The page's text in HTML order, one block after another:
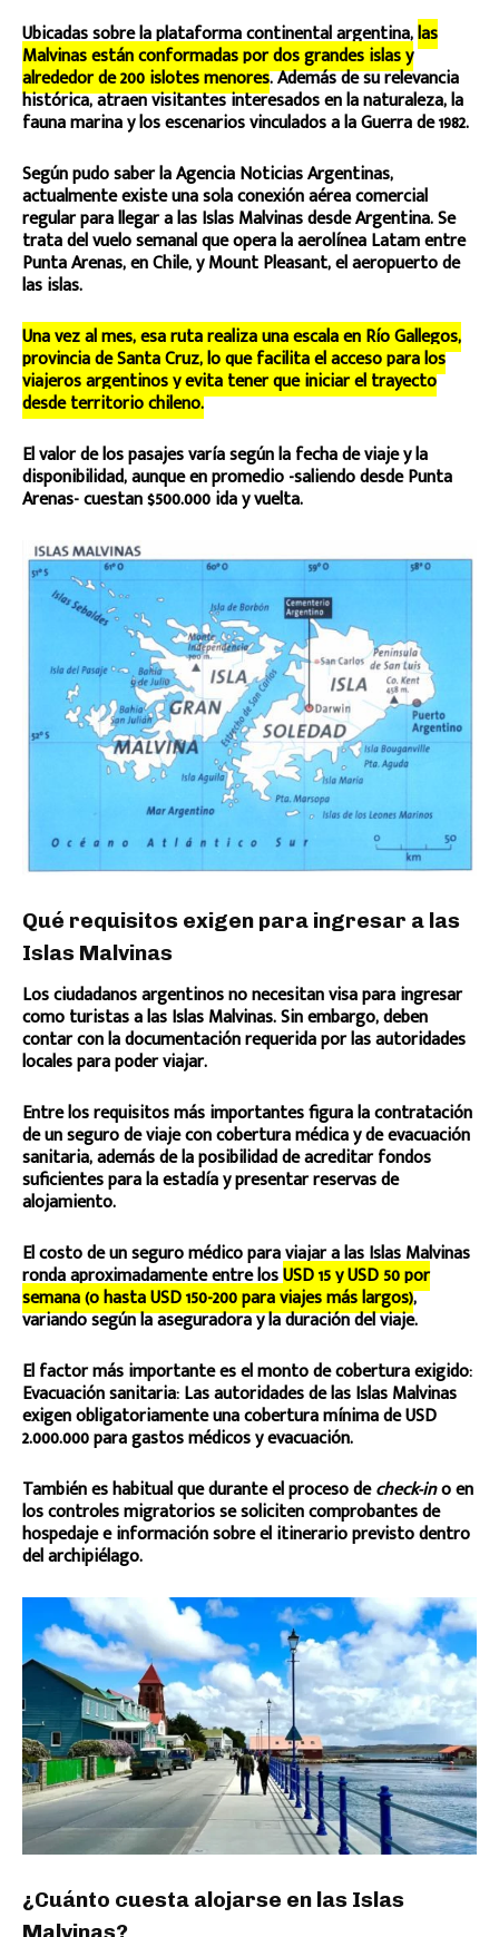
Ubicadas sobre la plataforma continental argentina,las
Malvinas están conformadas por dos grandes islas y
alrededor de 200 islotes menores. Además de su relevancia
histórica, atraen visitantes interesados en la naturaleza, la
fauna marina y los escenarios vinculados a la Guerra de 1982.
Según pudo saber la Agencia Noticias Argentinas,
actualmente existe una sola conexión aérea comercial
regular para llegar a las Islas Malvinas desde Argentina. Se
trata del vuelo semanal que opera la aerolínea Latam entre
Punta Arenas, en Chile, y Mount Pleasant, el aeropuerto de
las islas.
Una vez al mes, esa ruta realiza una escala en Río Gallegos,
provincia de Santa Cruz, lo que facilita el acceso para los
viajeros argentinos y evita tener que iniciar el trayecto
desde territorio chileno.
El valor de los pasajes varía según la fecha de viaje y la
disponibilidad, aunque en promedio -saliendo desde Punta
Arenas- cuestan $500.000 ida y vuelta.
Qué requisitos exigen para ingresar a las
Islas Malvinas
Los ciudadanos argentinos no necesitan visa para ingresar
como turistas a las Islas Malvinas. Sin embargo, deben
contar con la documentación requerida por las autoridades
locales para poder viajar.
Entre los requisitos más importantes figura la contratación
de un seguro de viaje con cobertura médica y de evacuación
sanitaria, además de la posibilidad de acreditar fondos
suficientes para la estadía y presentar reservas de
alojamiento.
El costo de un seguro médico para viajar a las Islas Malvinas
ronda aproximadamente entre losUSD 15 y USD 50 por
semana (o hasta USD 150-200 para viajes más largos),
variando según la aseguradora y la duración del viaje.
El factor más importante es el monto de cobertura exigido:
Evacuación sanitaria: Las autoridades de las Islas Malvinas
exigen obligatoriamente una cobertura mínima de USD
2.000.000 para gastos médicos y evacuación.
También es habitual que durante el proceso decheck-ino en
los controles migratorios se soliciten comprobantes de
hospedaje e información sobre el itinerario previsto dentro
del archipiélago.
¿Cuánto cuesta alojarse en las Islas
Malvinas?